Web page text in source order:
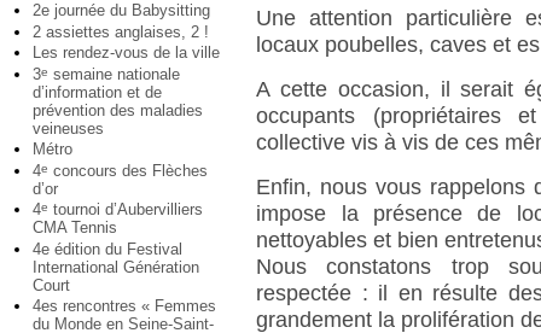
2e journée du Babysitting
2 assiettes anglaises, 2 !
Les rendez-vous de la ville
3e semaine nationale
d’information et de
prévention des maladies
veineuses
Métro
4e concours des Flèches
d’or
4e tournoi d’Aubervilliers
CMA Tennis
4e édition du Festival
International Génération
Court
4es rencontres « Femmes
du Monde en Seine-Saint-
Une attention particulière
locaux poubelles, caves et
A cette occasion, il serait
occupants (propriétaires
collective vis à vis de ces
Enfin, nous vous rappelons
impose la présence de
nettoyables et bien
Nous constatons trop
respectée : il en résulte
grandement la prolifération